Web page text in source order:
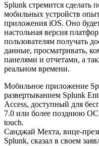
Splunk стремится
мобильных устройств
приложения iOS. Оно
настольная версия
пользователям получать
данные, просматривать,
панелями и отчетами, а
реальном времени.
Мобильное приложение
развертыванием Splunk
Access, доступный для
7.0 или более позднюю ОС
touch.
Санджай Мехта, вице-
Splunk, сказал в своем